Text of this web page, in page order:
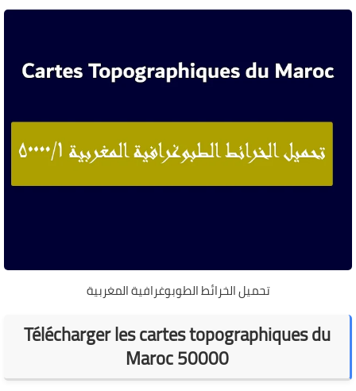
تحميل الخرائط الطوبوغرافية المغربية
Télécharger les cartes topographiques du
Maroc 50000